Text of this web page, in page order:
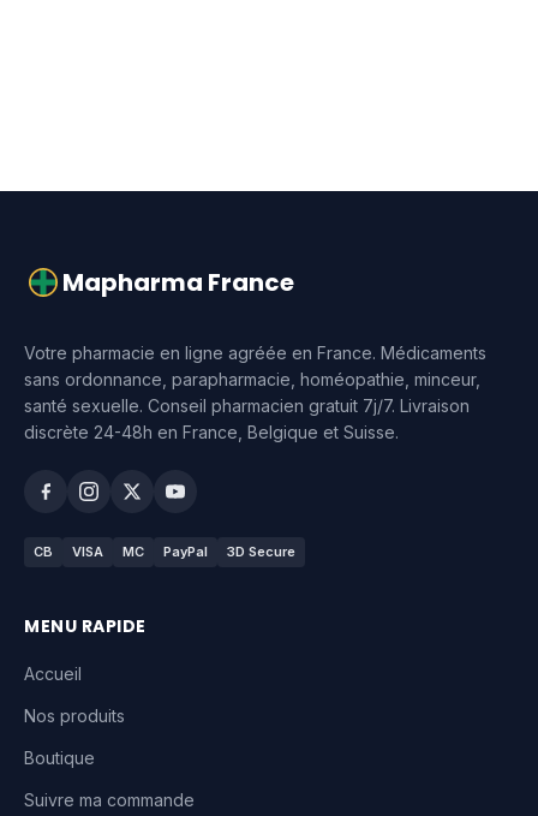
Mapharma France
Votre pharmacie en ligne agréée en France. Médicaments
sans ordonnance, parapharmacie, homéopathie, minceur,
santé sexuelle. Conseil pharmacien gratuit 7j/7. Livraison
discrète 24-48h en France, Belgique et Suisse.
CB VISA MC PayPal 3D Secure
MENU RAPIDE
Accueil
Nos produits
Boutique
Suivre ma commande